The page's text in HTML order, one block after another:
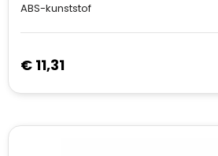
ABS-kunststof
€ 11,31